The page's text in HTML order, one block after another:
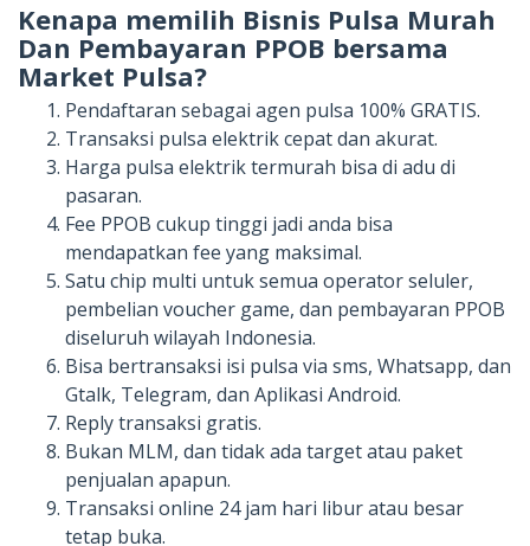
Kenapa memilih Bisnis Pulsa Murah
Dan Pembayaran PPOB bersama
Market Pulsa?
Pendaftaran sebagai agen pulsa 100% GRATIS.
Transaksi pulsa elektrik cepat dan akurat.
Harga pulsa elektrik termurah bisa di adu di
pasaran.
Fee PPOB cukup tinggi jadi anda bisa
mendapatkan fee yang maksimal.
Satu chip multi untuk semua operator seluler,
pembelian voucher game, dan pembayaran PPOB
diseluruh wilayah Indonesia.
Bisa bertransaksi isi pulsa via sms, Whatsapp, dan
Gtalk, Telegram, dan Aplikasi Android.
Reply transaksi gratis.
Bukan MLM, dan tidak ada target atau paket
penjualan apapun.
Transaksi online 24 jam hari libur atau besar
tetap buka.